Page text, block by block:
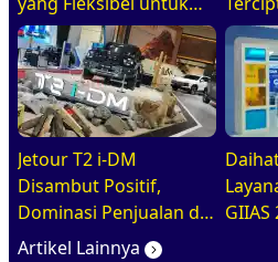
Keluarga Modern Di
GIIAS 2026
BEV,
Jetour T2 i-DM
Disambut Positif,
Dominasi Penjualan di
GIIAS 2026
GIIAS
Artikel Lainnya